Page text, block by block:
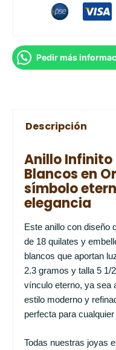
Pedir más
Descripción
Anillo Infinito
Blancos en
símbolo
elegancia
Este anillo con diseño
de 18 quilates y
blancos que aportan
2.3 gramos y talla 5 1/
vínculo eterno, ya sea
estilo moderno y
perfecta para
Todas nuestras joyas